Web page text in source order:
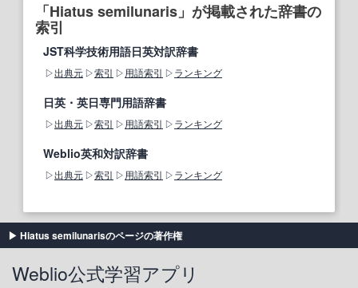
「Hiatus semilunaris」が掲載された辞書の
索引
JST科学技術用語日英対訳辞書
出典元 索引 用語索引 ランキング
日英・英日専門用語辞書
出典元 索引 用語索引 ランキング
Weblio英和対訳辞書
出典元 索引 用語索引 ランキング
Hiatus semilunarisのページの著作権
Weblio公式学習アプリ